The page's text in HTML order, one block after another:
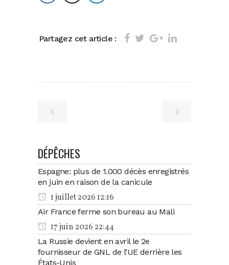
Partagez cet article :
DÉPÊCHES
Espagne: plus de 1.000 décès enregistrés
en juin en raison de la canicule
1 juillet 2026 12:16
Air France ferme son bureau au Mali
17 juin 2026 22:44
La Russie devient en avril le 2e
fournisseur de GNL de l’UE derrière les
États-Unis